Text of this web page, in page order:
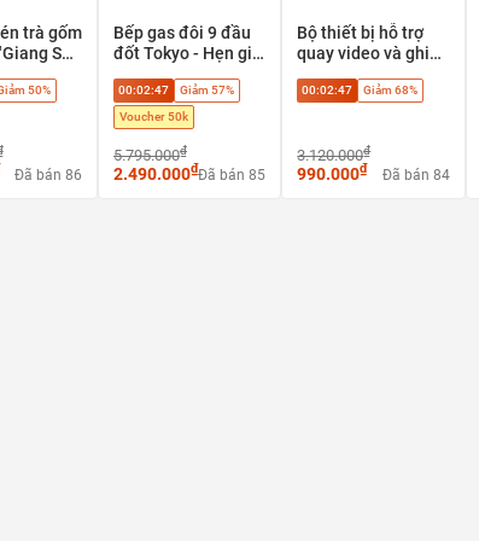
trà gốm
Sơn
phong
50%
Đã bán 86
Bếp gas đôi 9 đầu
đốt Tokyo - Hẹn giờ
an toàn
00:02:45
Giảm 57%
Voucher 50k
5.795.000₫
2.490.000₫Đã bán 85
Bộ thiết bị hỗ trợ
quay video và ghi
Saramonic VGM
00:02:45 Giảm 68%
3.120.000₫
990.000₫ Đã bán 84